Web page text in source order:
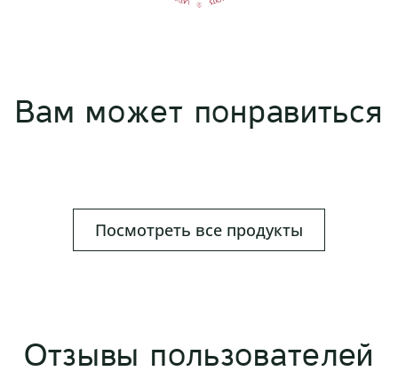
Вам может понравиться
Посмотреть все продукты
Отзывы пользователей